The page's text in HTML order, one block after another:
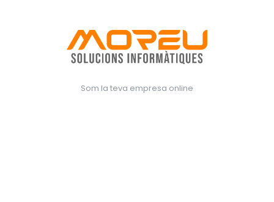
Som la teva empresa online